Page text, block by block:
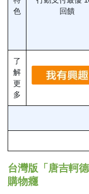
色
回饋
了
解
更
多
台灣版「唐吉軻
購物癮